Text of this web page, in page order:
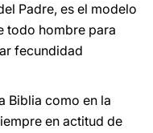
Padre, es el modelo
todo hombre para
fecundidad
Biblia como en la
en actitud de